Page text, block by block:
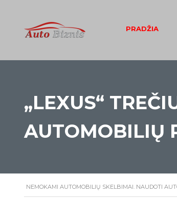
PRADŽIA
„LEXUS“
AUTOMOBILIŲ
NEMOKAMI AUTOMOBILIŲ SKELBIMAI. NAUDOTI